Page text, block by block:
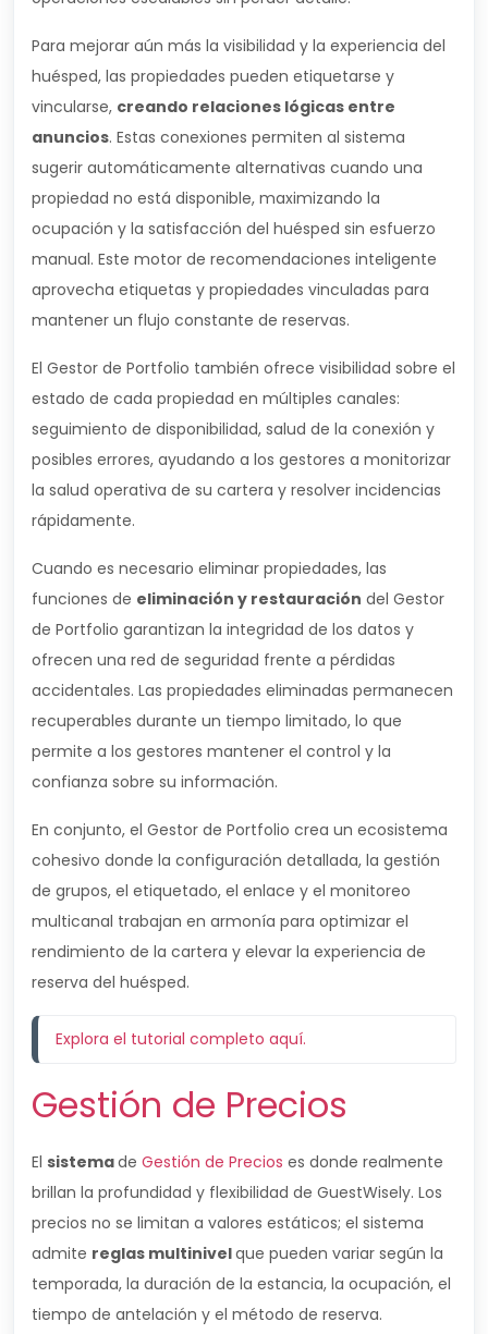
Para mejorar aún más la visibilidad y la experiencia del
huésped, las propiedades pueden etiquetarse y
vincularse, creando relaciones lógicas entre
anuncios. Estas conexiones permiten al sistema
sugerir automáticamente alternativas cuando una
propiedad no está disponible, maximizando la
ocupación y la satisfacción del huésped sin esfuerzo
manual. Este motor de recomendaciones inteligente
aprovecha etiquetas y propiedades vinculadas para
mantener un flujo constante de reservas.
El Gestor de Portfolio también ofrece visibilidad sobre el
estado de cada propiedad en múltiples canales:
seguimiento de disponibilidad, salud de la conexión y
posibles errores, ayudando a los gestores a monitorizar
la salud operativa de su cartera y resolver incidencias
rápidamente.
Cuando es necesario eliminar propiedades, las
funciones de eliminación y restauración del Gestor
de Portfolio garantizan la integridad de los datos y
ofrecen una red de seguridad frente a pérdidas
accidentales. Las propiedades eliminadas permanecen
recuperables durante un tiempo limitado, lo que
permite a los gestores mantener el control y la
confianza sobre su información.
En conjunto, el Gestor de Portfolio crea un ecosistema
cohesivo donde la configuración detallada, la gestión
de grupos, el etiquetado, el enlace y el monitoreo
multicanal trabajan en armonía para optimizar el
rendimiento de la cartera y elevar la experiencia de
reserva del huésped.
Explora el tutorial completo aquí.
Gestión de Precios
El sistemade Gestión de Precios es donde realmente
brillan la profundidad y flexibilidad de GuestWisely. Los
precios no se limitan a valores estáticos; el sistema
admite reglas multinivelque pueden variar según la
temporada, la duración de la estancia, la ocupación, el
tiempo de antelación y el método de reserva.